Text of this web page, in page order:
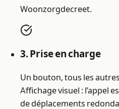
Woonzorgdecreet.
3. Prise en charge
Un bouton, tous les
Affichage visuel : l’appel
de déplacements